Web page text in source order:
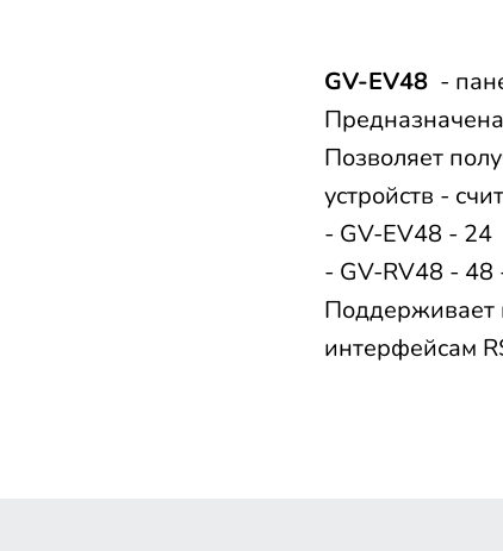
GV-EV48 -
Позволяет
устройств -
- GV-EV48 -
- GV-RV48 -
Поддерживает
интерфейсам